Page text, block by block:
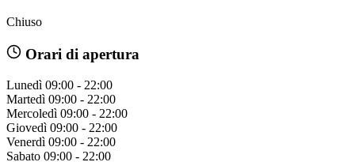
Chiuso
Orari di apertura
Lunedì 09:00 - 22:00
Martedì 09:00 - 22:00
Mercoledì 09:00 - 22:00
Giovedì 09:00 - 22:00
Venerdì 09:00 - 22:00
Sabato 09:00 - 22:00